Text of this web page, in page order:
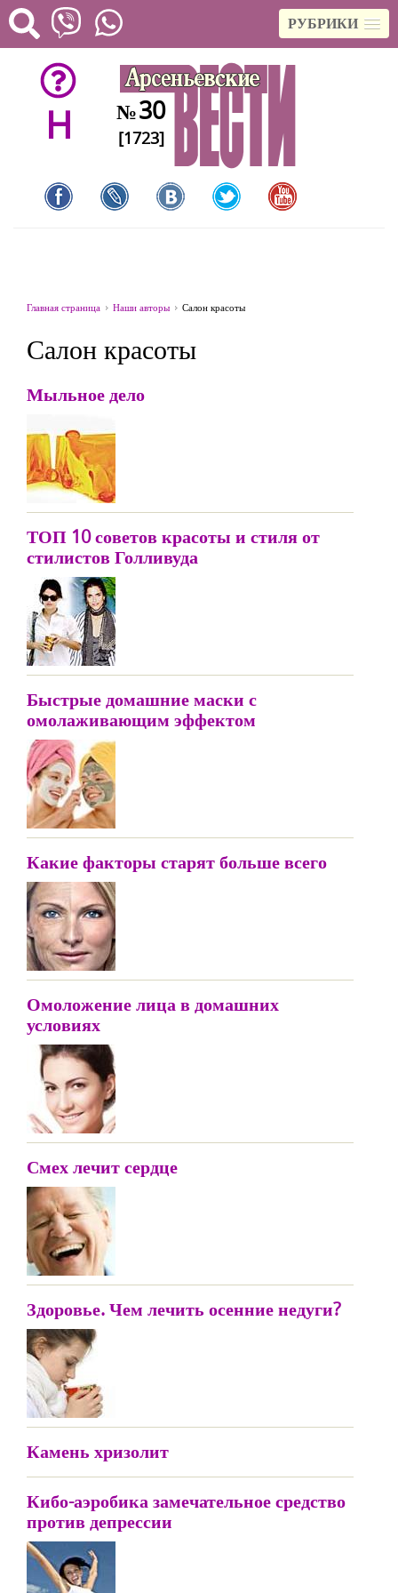
РУБРИКИ
H №30
[1723]
Главная страница Наши авторы Салон красоты
Салон красоты
Мыльное дело
ТОП 10 советов красоты и стиля от
стилистов Голливуда
Быстрые домашние маски с
омолаживающим эффектом
Какие факторы старят больше всего
Омоложение лица в домашних
условиях
Смех лечит сердце
Здоровье. Чем лечить осенние недуги?
Камень хризолит
Кибо-аэробика замечательное средство
против депрессии